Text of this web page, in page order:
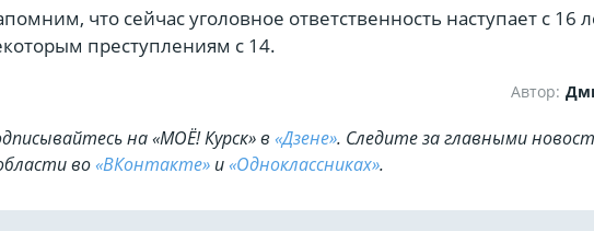
что сейчас уголовное ответственность наступает с 16
преступлениям с 14.
Автор:
на «МОЁ! Курск» в «Дзене». Cледите за главными
во«ВКонтакте» и«Одноклассниках».